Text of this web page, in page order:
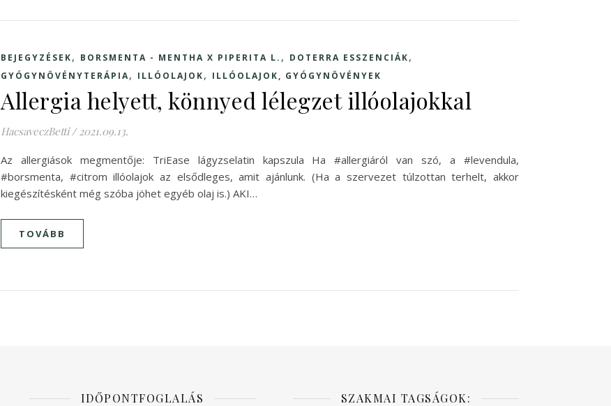
BEJEGYZÉSEK, BORSMENTA - MENTHA X PIPERITA L. , DOTERRA ESSZENCIÁK,
GYÓGYNÖVÉNYTERÁPIA, ILLÓOLAJOK, ILLÓOLAJOK, GYÓGYNÖVÉNYEK
Allergia helyett, könnyed lélegzet illóolajokkal
HacsaveczBetti / 2021.09.13.
Az allergiások megmentője: TriEase lágyzselatin kapszula Ha #allergiáról van szó, a #levendula,
#borsmenta, #citrom illóolajok az elsődleges, amit ajánlunk. (Ha a szervezet túlzottan terhelt, akkor
kiegészítésként még szóba jöhet egyéb olaj is.) AKI…
TOVÁBB
IDŐPONTFOGLALÁS SZAKMAI TAGSÁGOK: